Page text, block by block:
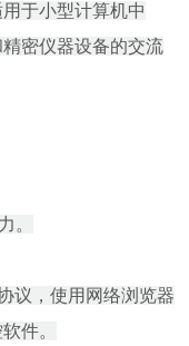
于小型计算机中
密仪器设备的交流
。
议，使用网络浏览器
件。